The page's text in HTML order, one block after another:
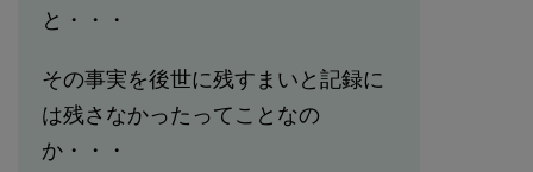
と・・・
その事実を後世に残すまいと記録に
は残さなかったってことなの
か・・・